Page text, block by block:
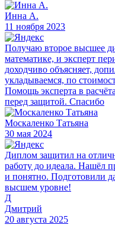
Инна А.
11 ноября 2023
Получаю второе высшее
математике, и эксперт
доходчиво объясняет,
укладываемся, по
Помощь эксперта в
перед защитой. Спасибо
Москаленко Татьяна
30 мая 2024
Диплом защитил на
работу до идеала. Нашёл
и понятно. Подготовили
высшем уровне!
Д
Дмитрий
20 августа 2025